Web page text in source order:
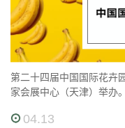
第二十四届中国国际花卉
家会展中心（天津）举办。
04.13